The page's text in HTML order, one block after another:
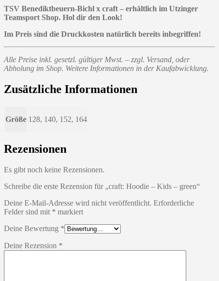
TSV Benediktbeuern-Bichl x craft – erhältlich im Utzinger
Teamsport Shop. Hol dir den Look!
Im Preis sind die Druckkosten natürlich bereits inbegriffen!
Alle Preise inkl. gesetzl. gültiger Mwst. – zzgl. Versand, oder
Abholung im Shop. Weitere Informationen in der Kaufabwicklung.
Zusätzliche Informationen
Größe 128, 140, 152, 164
Rezensionen
Es gibt noch keine Rezensionen.
Schreibe die erste Rezension für „craft: Hoodie – Kids – green“
Deine E-Mail-Adresse wird nicht veröffentlicht. Erforderliche
Felder sind mit * markiert
Deine Bewertung *
Deine Rezension *